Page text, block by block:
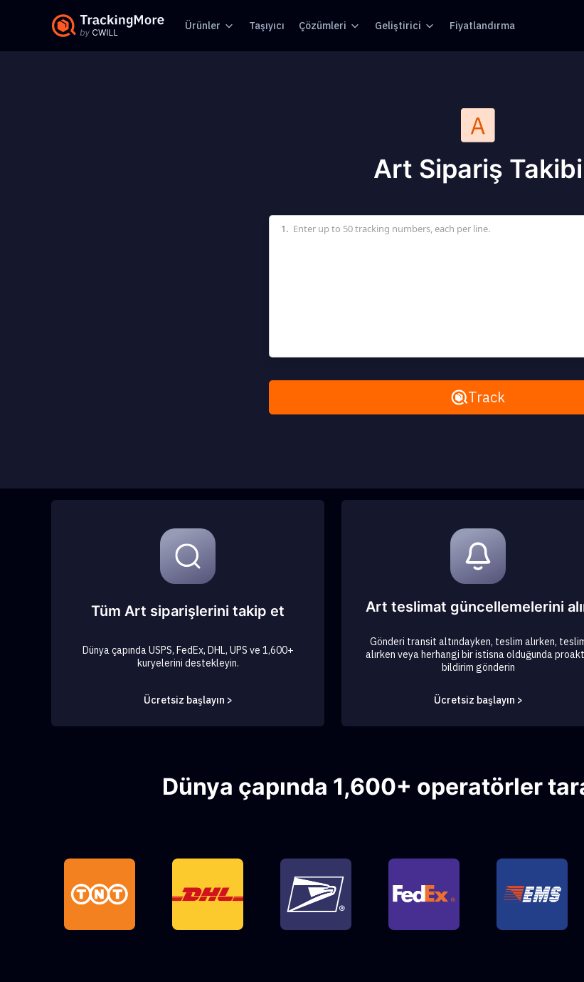
Ürünler Taşıyıcı Çözümleri Geliştirici Fiyatlandırma
Art Sipariş Takibi
Enter up to 50 tracking numbers, each per line.
1.
Remove AllTrack
Tüm Art siparişlerini takip et
Dünya çapında USPS, FedEx, DHL, UPS ve 1,600+
kuryelerini destekleyin.
Ücretsiz başlayın >
Art teslimat güncellemelerini
Gönderi transit altındayken, teslim alırken,
alırken veya herhangi bir istisna olduğunda
bildirim gönderin
Ücretsiz başlayın >
Dünya çapında 1,600+ operatörler